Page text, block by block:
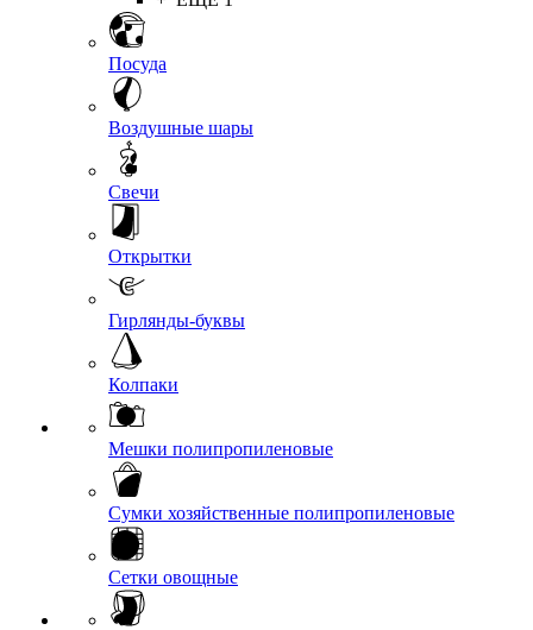
Посуда
Воздушные шары
Свечи
Открытки
Гирлянды-буквы
Колпаки
Мешки полипропиленовые
Сумки хозяйственные полипропиленовые
Сетки овощные